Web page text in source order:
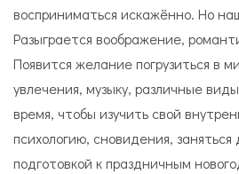
восприниматься искажённо. Но
Разыграется воображение,
Появится желание погрузиться в
увлечения, музыку, различные
время, чтобы изучить свой
психологию, сновидения,
подготовкой к праздничным